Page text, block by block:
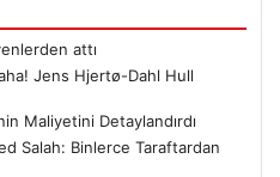
attı
Jens Hjertø-Dahl Hull
Maliyetini Detaylandırdı
Salah: Binlerce Taraftardan